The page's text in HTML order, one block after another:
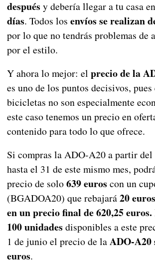
después y debería llegar a tu casa en
días. Todos los envíos se realizan
por lo que no tendrás problemas de
por el estilo.
Y ahora lo mejor: el precio de la
es uno de los puntos decisivos,
bicicletas no son especialmente
este caso tenemos un precio en
contenido para todo lo que ofrece.
Si compras la ADO-A20 a partir del
hasta el 31 de este mismo mes,
precio de solo639 euros con un
(BGADOA20) que rebajará20
en un precio final de 620,25 euros.
100 unidades disponibles a este
1 de junio el precio de laADO-A20
euros.